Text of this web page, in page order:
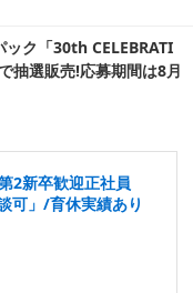
ック「30th CELEBRATI
抽選販売!応募期間は8月
2新卒歓迎正社員
可」/育休実績あり